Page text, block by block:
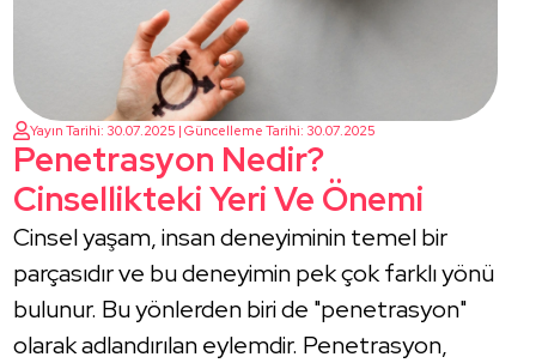
Yayın Tarihi: 30.07.2025 | Güncelleme Tarihi: 30.07.2025
Penetrasyon Nedir?
Cinsellikteki Yeri Ve Önemi
Cinsel yaşam, insan deneyiminin temel bir
parçasıdır ve bu deneyimin pek çok farklı yönü
bulunur. Bu yönlerden biri de "penetrasyon"
olarak adlandırılan eylemdir. Penetrasyon,